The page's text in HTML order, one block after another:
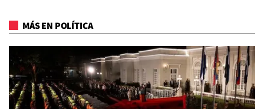
MÁS EN POLÍTICA